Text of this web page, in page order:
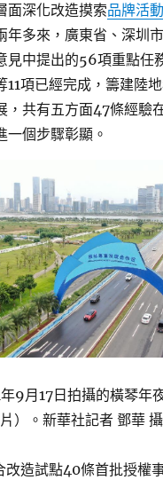
面深化改造摸索品牌活
年多來，廣東省、深圳
見中提出的56項重點任
11項已經完成，籌建陸
，共有五方面47條經驗
一個步驟彰顯。
月17日拍攝的橫琴年
）。新華社記者 鄧華 攝
改造試點40條首批授權